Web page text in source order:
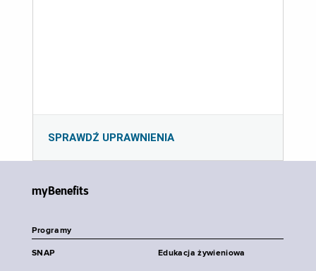
SPRAWDŹ UPRAWNIENIA
myBenefits
Programy
SNAP Edukacja żywieniowa